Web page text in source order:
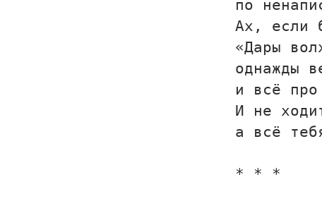
по
Ах, если
«Дары
однажды
и всё
И не
а всё
* * *